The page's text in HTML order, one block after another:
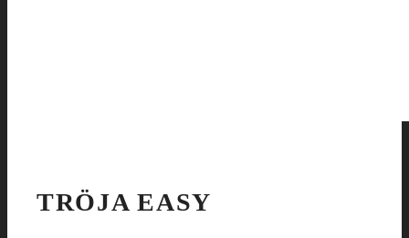
TRÖJA EASY